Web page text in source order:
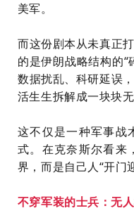
美军。
而这份剧本从未真正
的是伊朗战略结构的“
数据扰乱、科研延误
活生生拆解成一块块无
这不仅是一种军事战
式。在克奈斯尔看来
界，而是自己人“开门
不穿军装的士兵：无